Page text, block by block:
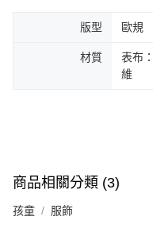
版型 歐規
材質
表布
維
商品相關分類 (3)
孩童 服飾